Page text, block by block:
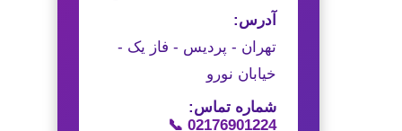
آدرس:
تهران - پردیس - فاز یک -
خیابان نورو
شماره تماس:
📞 02176901224